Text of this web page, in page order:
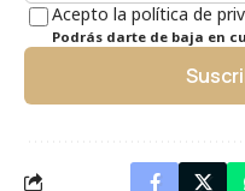
Acepto la política de
Podrás darte de baja en